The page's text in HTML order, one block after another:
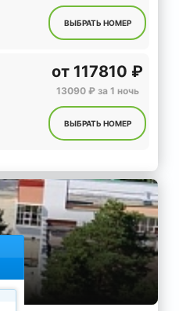
ВЫБРАТЬ НОМЕР
от 117810 ₽
13090 ₽ за 1 ночь
ВЫБРАТЬ НОМЕР